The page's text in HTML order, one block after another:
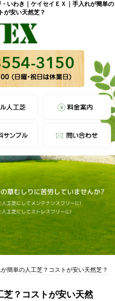
いわき｜ケイセイＥＸ｜手入れが簡単の
が安い天然芝？
簡単の人工芝？コストが安い天然芝？
芝？コストが安い天然